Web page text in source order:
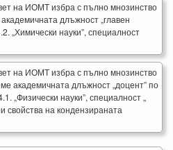
на ИОМТ избра с пълно мнозинство
длъжност „главен
„Химически науки”, специалност
на ИОМТ избра с пълно мнозинство
академичната длъжност „доцент” по
„Физически науки”, специалност „
свойства на кондензираната